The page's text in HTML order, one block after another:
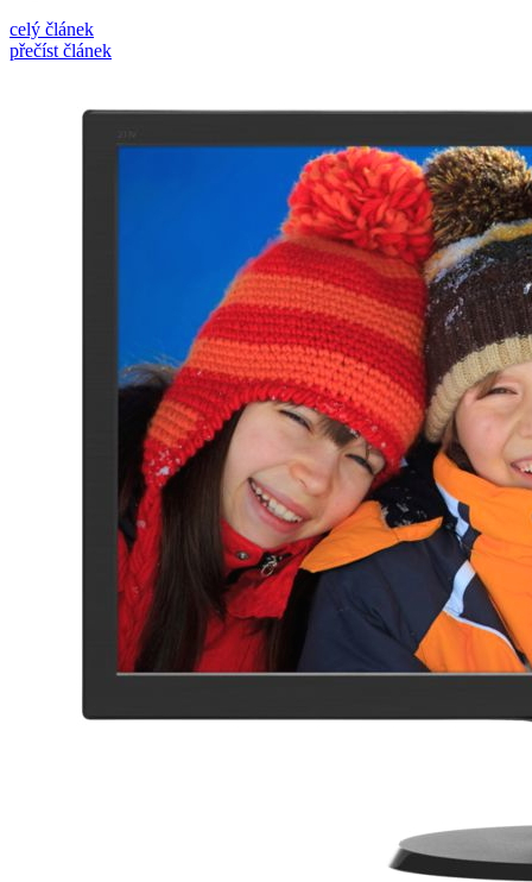
celý článek
přečíst článek